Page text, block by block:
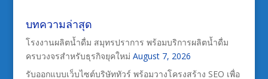
บทความล่าสุด
โรงงานผลิตน้ำดื่ม สมุทรปราการ พร้อมบริการผลิตน้ำดื่ม
ครบวงจรสำหรับธุรกิจยุคใหม่ August 7, 2026
รับออกแบบเว็บไซต์บริษัททัวร์ พร้อมวางโครงสร้าง SEO เพื่อ